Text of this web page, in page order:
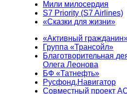
Мили милосердия
S7 Priority (S7 Airlines)
«Сказки для жизни»
«Активный
Группа «Трансойл»
Благотворительная
Олега Леонова
БФ «Татнефть»
Русфонд.Навигатор
Совместный проект